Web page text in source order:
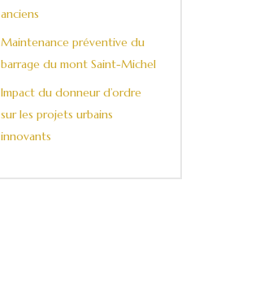
anciens
Maintenance préventive du
barrage du mont Saint-Michel
Impact du donneur d’ordre
sur les projets urbains
innovants